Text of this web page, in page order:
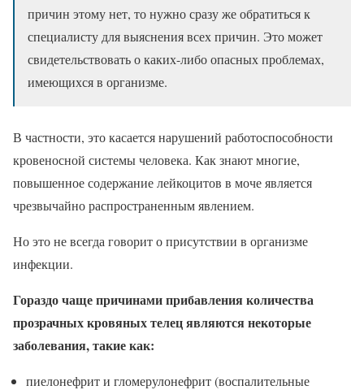
причин этому нет, то нужно сразу же обратиться к
специалисту для выяснения всех причин. Это может
свидетельствовать о каких-либо опасных проблемах,
имеющихся в организме.
В частности, это касается нарушений работоспособности
кровеносной системы человека. Как знают многие,
повышенное содержание лейкоцитов в моче является
чрезвычайно распространенным явлением.
Но это не всегда говорит о присутствии в организме
инфекции.
Гораздо чаще причинами прибавления количества
прозрачных кровяных телец являются некоторые
заболевания, такие как:
пиелонефрит и гломерулонефрит (воспалительные